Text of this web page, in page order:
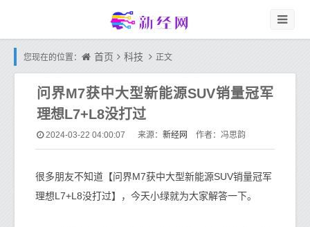
您现在的位置： 首页 科技 正文
问界M7获中大型新能源SUV销量冠军
理想L7+L8没打过
2024-03-22 04:00:07 来源： 新经网 作者：冯思韵
很多朋友不知道【问界M7获中大型新能源SUV销量冠军
理想L7+L8没打过】，今天小绿就为大家解答一下。